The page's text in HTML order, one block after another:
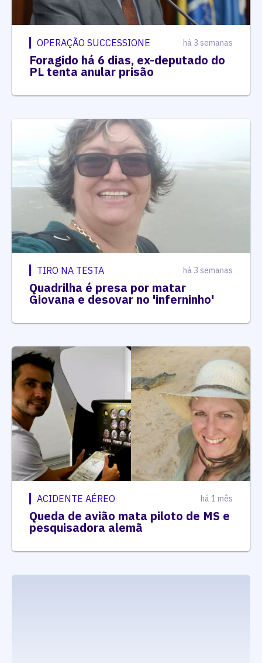
OPERAÇÃO SUCCESSIONE há 3 semanas
Foragido há 6 dias, ex-deputado do
PL tenta anular prisão
TIRO NA TESTA há 3 semanas
Quadrilha é presa por matar
Giovana e desovar no 'inferninho'
ACIDENTE AÉREO há 1 mês
Queda de avião mata piloto de MS e
pesquisadora alemã